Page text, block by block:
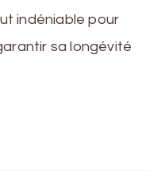
indéniable pour
sa longévité